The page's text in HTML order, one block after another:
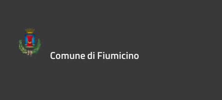
Comune di Fiumicino